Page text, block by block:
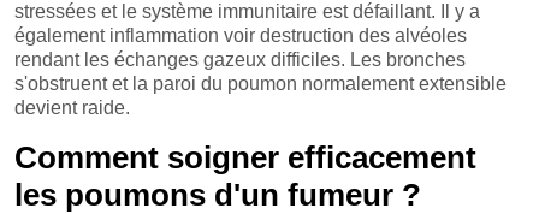
stressées et le système immunitaire est défaillant. Il y a
également inflammation voir destruction des alvéoles
rendant les échanges gazeux difficiles. Les bronches
s'obstruent et la paroi du poumon normalement extensible
devient raide.
Comment soigner efficacement
les poumons d'un fumeur ?